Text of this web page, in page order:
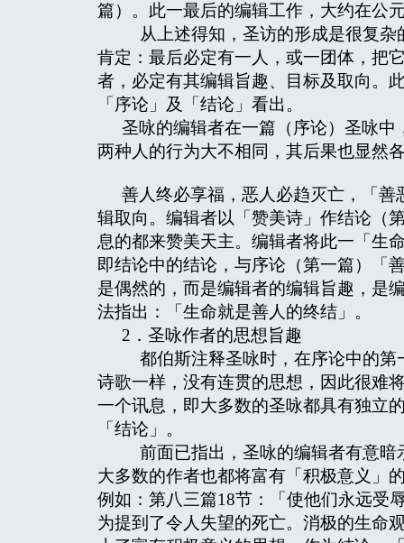
篇）。此一最后的编辑工作，大约在公
从上述得知，圣访的形成是很复杂
肯定：最后必定有一人，或一团体，把
者，必定有其编辑旨趣、目标及取向。
「序论」及「结论」看出。
圣咏的编辑者在一篇（序论）圣咏
两种人的行为大不相同，其后果也显然
善人终必享福，恶人必趋灭亡，「
辑取向。编辑者以「赞美诗」作结论（
息的都来赞美天主。编辑者将此一「
即结论中的结论，与序论（第一篇）「
是偶然的，而是编辑者的编辑旨趣，是
法指出：「生命就是善人的终结」。
2．圣咏作者的思想旨趣
都伯斯注释圣咏时，在序论中的第
诗歌一样，没有连贯的思想，因此很难
一个讯息，即大多数的圣咏都具有独立
「结论」。
前面已指出，圣咏的编辑者有意暗
大多数的作者也都将富有「积极意义」
例如：第八三篇18节：「使他们永远受
为提到了令人失望的死亡。消极的生命